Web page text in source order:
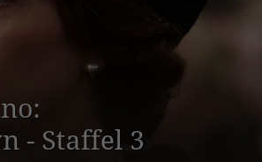
- Staffel 3